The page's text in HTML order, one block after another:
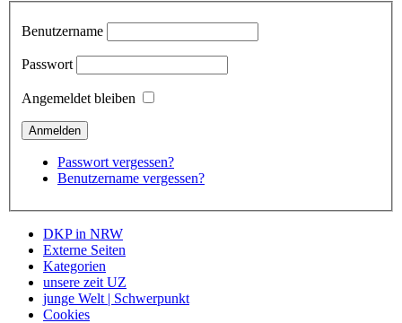
Benutzername
Passwort
Angemeldet bleiben
Passwort vergessen?
Benutzername vergessen?
DKP in NRW
Externe Seiten
Kategorien
unsere zeit UZ
junge Welt | Schwerpunkt
Cookies